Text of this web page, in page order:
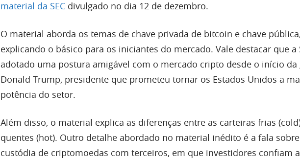
material da SEC divulgado no dia 12 de dezembro.
O material aborda os temas de chave privada de bitcoin e chave
explicando o básico para os iniciantes do mercado. Vale destacar que a
adotado uma postura amigável com o mercado cripto desde o início da
Donald Trump, presidente que prometeu tornar os Estados Unidos a
potência do setor.
Além disso, o material explica as diferenças entre as carteiras frias
quentes (hot). Outro detalhe abordado no material inédito é a fala
custódia de criptomoedas com terceiros, em que investidores confiam a